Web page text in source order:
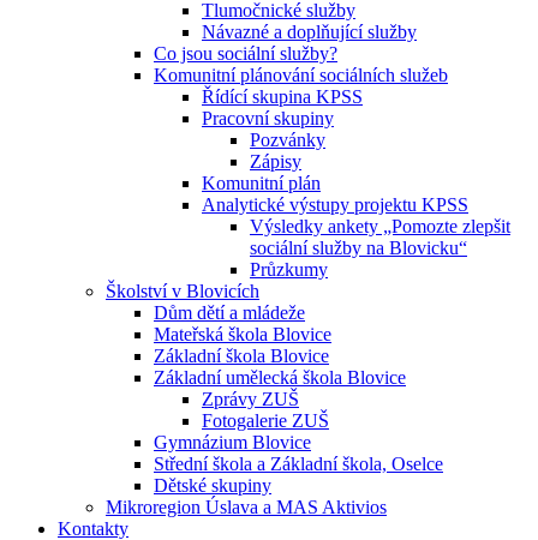
Tlumočnické služby
Návazné a doplňující služby
Co jsou sociální služby?
Komunitní plánování sociálních služeb
Řídící skupina KPSS
Pracovní skupiny
Pozvánky
Zápisy
Komunitní plán
Analytické výstupy projektu KPSS
Výsledky ankety „Pomozte zlepšit
sociální služby na Blovicku“
Průzkumy
Školství v Blovicích
Dům dětí a mládeže
Mateřská škola Blovice
Základní škola Blovice
Základní umělecká škola Blovice
Zprávy ZUŠ
Fotogalerie ZUŠ
Gymnázium Blovice
Střední škola a Základní škola, Oselce
Dětské skupiny
Mikroregion Úslava a MAS Aktivios
Kontakty